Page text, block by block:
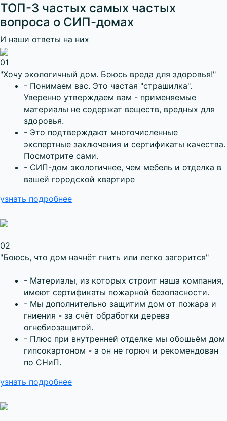
ТОП-3 частых самых частых
вопроса о СИП-домах
И наши ответы на них
01
"Хочу экологичный дом. Боюсь вреда для здоровья!"
- Понимаем вас. Это частая "страшилка".
Уверенно утверждаем вам - применяемые
материалы не содержат веществ, вредных для
здоровья.
- Это подтверждают многочисленные
экспертные заключения и сертификаты качества.
Посмотрите сами.
- СИП-дом экологичнее, чем мебель и отделка в
вашей городской квартире
узнать подробнее
02
"Боюсь, что дом начнёт гнить или легко загорится"
- Материалы, из которых строит наша компания,
имеют сертификаты пожарной безопасности.
- Мы дополнительно защитим дом от пожара и
гниения - за счёт обработки дерева
огнебиозащитой.
- Плюс при внутренней отделке мы обошьём дом
гипсокартоном - а он не горюч и рекомендован
по СНиП.
узнать подробнее